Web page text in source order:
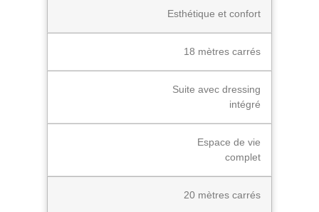
Esthétique et confort
18 mètres carrés
Suite avec dressing
intégré
Espace de vie
complet
20 mètres carrés